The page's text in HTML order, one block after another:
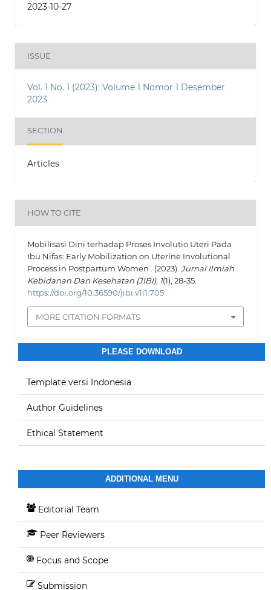
2023-10-27
ISSUE
Vol. 1 No. 1 (2023): Volume 1 Nomor 1 Desember
2023
SECTION
Articles
HOW TO CITE
Mobilisasi Dini terhadap Proses Involutio Uteri Pada
Ibu Nifas: Early Mobilization on Uterine Involutional
Process in Postpartum Women . (2023). Jurnal Ilmiah
Kebidanan Dan Kesehatan (JIBI), 1(1), 28-35.
https://doi.org/10.36590/jibi.v1i1.705
MORE CITATION FORMATS
PLEASE DOWNLOAD
Template versi Indonesia
Author Guidelines
Ethical Statement
ADDITIONAL MENU
Editorial Team
Peer Reviewers
Focus and Scope
Submission